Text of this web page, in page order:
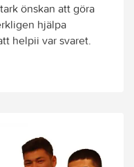
önskan att göra
hjälpa
helpii var svaret.